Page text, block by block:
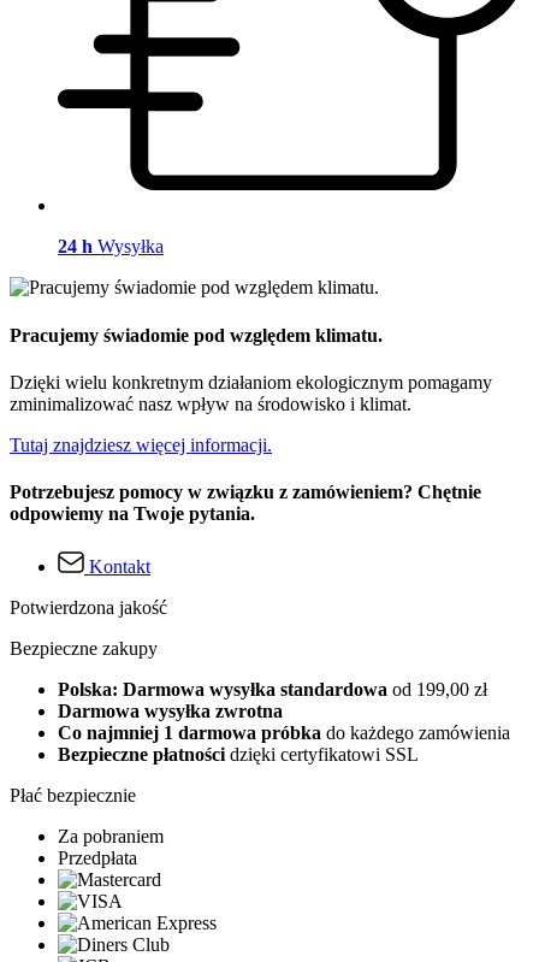
24 h Wysyłka
Pracujemy świadomie pod względem klimatu.
Dzięki wielu konkretnym działaniom ekologicznym pomagamy
zminimalizować nasz wpływ na środowisko i klimat.
Tutaj znajdziesz więcej informacji.
Potrzebujesz pomocy w związku z zamówieniem? Chętnie
odpowiemy na Twoje pytania.
Kontakt
Potwierdzona jakość
Bezpieczne zakupy
Polska: Darmowa wysyłka standardowa od 199,00 zł
Darmowa wysyłka zwrotna
Co najmniej 1 darmowa próbka do każdego zamówienia
Bezpieczne płatności dzięki certyfikatowi SSL
Płać bezpiecznie
Za pobraniem
Przedpłata